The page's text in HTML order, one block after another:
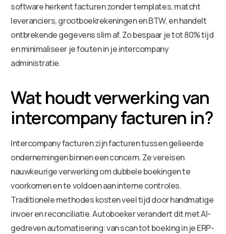
software herkent facturen zonder templates, matcht
leveranciers, grootboekrekeningen en BTW, en handelt
ontbrekende gegevens slim af. Zo bespaar je tot 80% tijd
en minimaliseer je fouten in je intercompany
administratie.
Wat houdt verwerking van
intercompany facturen in?
Intercompany facturen zijn facturen tussen gelieerde
ondernemingen binnen een concern. Ze vereisen
nauwkeurige verwerking om dubbele boekingen te
voorkomen en te voldoen aan interne controles.
Traditionele methodes kosten veel tijd door handmatige
invoer en reconciliatie. Autoboeker verandert dit met AI-
gedreven automatisering: van scan tot boeking in je ERP-